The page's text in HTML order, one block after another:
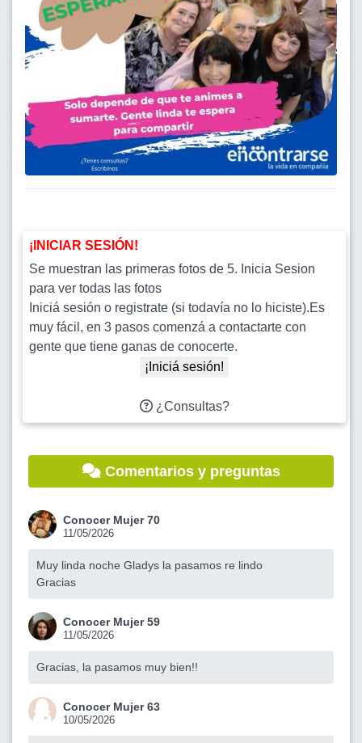
¡INICIAR SESIÓN!
Se muestran las primeras fotos de 5. Inicia Sesion
para ver todas las fotos
Iniciá sesión o registrate (si todavía no lo hiciste).Es
muy fácil, en 3 pasos comenzá a contactarte con
gente que tiene ganas de conocerte.
¡Iniciá sesión!
¿Consultas?
Comentarios y preguntas
Conocer Mujer 70
11/05/2026
Muy linda noche Gladys la pasamos re lindo
Gracias
Conocer Mujer 59
11/05/2026
Gracias, la pasamos muy bien!!
Conocer Mujer 63
10/05/2026